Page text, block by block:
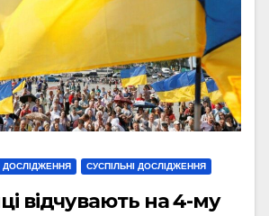
ДОСЛІДЖЕННЯ СУСПІЛЬНІ ДОСЛІДЖЕННЯ
відчувають на 4-му